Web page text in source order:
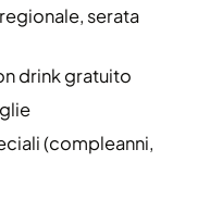
serata
drink gratuito
(compleanni,